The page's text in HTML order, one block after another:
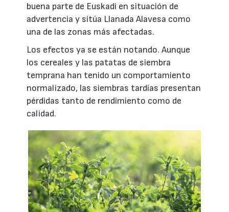
buena parte de Euskadi en situación de
advertencia y sitúa Llanada Alavesa como
una de las zonas más afectadas.
Los efectos ya se están notando. Aunque
los cereales y las patatas de siembra
temprana han tenido un comportamiento
normalizado, las siembras tardías presentan
pérdidas tanto de rendimiento como de
calidad.